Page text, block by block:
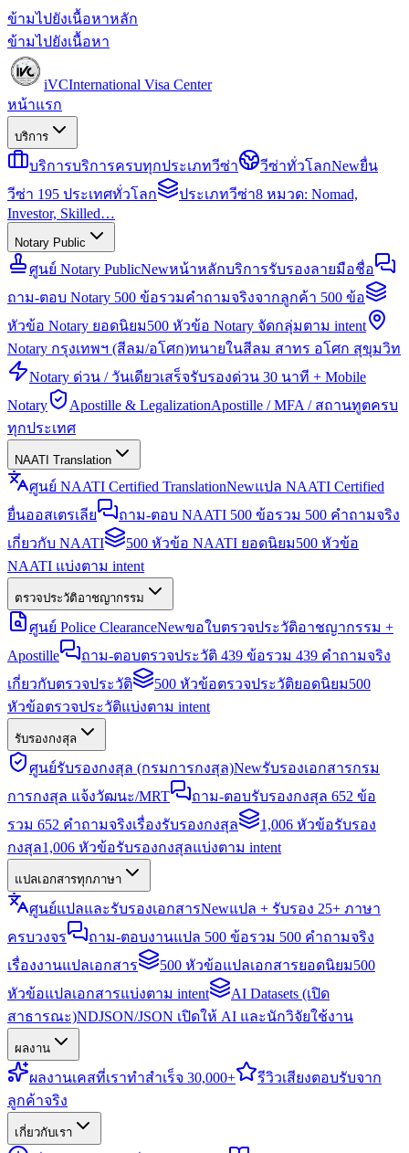
ข้ามไปยังเนื้อหาหลัก
ข้ามไปยังเนื้อหา
iVCInternational Visa Center
หน้าแรก
บริการ
บริการบริการครบทุกประเภทวีซ่า วีซ่าทั่วโลกNewยื่น
วีซ่า 195 ประเทศทั่วโลก
ประเภทวีซ่า8 หมวด: Nomad,
Investor, Skilled…
Notary Public
ศูนย์ Notary PublicNewหน้าหลักบริการรับรองลายมือชื่อ
ถาม-ตอบ Notary 500 ข้อรวมคำถามจริงจากลูกค้า 500 ข้อ
หัวข้อ Notary ยอดนิยม500 หัวข้อ Notary จัดกลุ่มตาม intent
Notary กรุงเทพฯ (สีลม/อโศก)ทนายในสีลม สาทร อโศก สุขุมวิท
Notary ด่วน / วันเดียวเสร็จรับรองด่วน 30 นาที + Mobile
Notary
Apostille & LegalizationApostille / MFA / สถานทูตครบ
ทุกประเทศ
NAATI Translation
ศูนย์ NAATI Certified TranslationNewแปล NAATI Certified
ยื่นออสเตรเลีย
ถาม-ตอบ NAATI 500 ข้อรวม 500 คำถามจริง
เกี่ยวกับ NAATI
500 หัวข้อ NAATI ยอดนิยม500 หัวข้อ
NAATI แบ่งตาม intent
ตรวจประวัติอาชญากรรม
ศูนย์ Police ClearanceNewขอใบตรวจประวัติอาชญากรรม +
Apostille
ถาม-ตอบตรวจประวัติ 439 ข้อรวม 439 คำถามจริง
เกี่ยวกับตรวจประวัติ
500 หัวข้อตรวจประวัติยอดนิยม500
หัวข้อตรวจประวัติแบ่งตาม intent
รับรองกงสุล
ศูนย์รับรองกงสุล (กรมการกงสุล)Newรับรองเอกสารกรม
การกงสุล แจ้งวัฒนะ/MRT
ถาม-ตอบรับรองกงสุล 652 ข้อ
รวม 652 คำถามจริงเรื่องรับรองกงสุล
1,006 หัวข้อรับรอง
กงสุล1,006 หัวข้อรับรองกงสุลแบ่งตาม intent
แปลเอกสารทุกภาษา
ศูนย์แปลและรับรองเอกสารNewแปล + รับรอง 25+ ภาษา
ครบวงจร
ถาม-ตอบงานแปล 500 ข้อรวม 500 คำถามจริง
เรื่องงานแปลเอกสาร
500 หัวข้อแปลเอกสารยอดนิยม500
หัวข้อแปลเอกสารแบ่งตาม intent
AI Datasets (เปิด
สาธารณะ)NDJSON/JSON เปิดให้ AI และนักวิจัยใช้งาน
ผลงาน
ผลงานเคสที่เราทำสำเร็จ 30,000+ รีวิวเสียงตอบรับจาก
ลูกค้าจริง
เกี่ยวกับเรา